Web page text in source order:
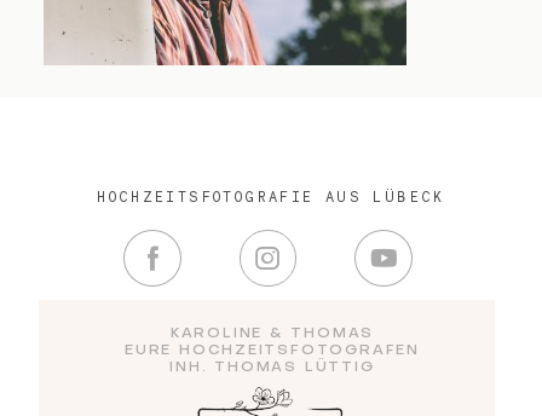
KAROLINE & THOMAS
EURE HOCHZEITSFOTOGRAFEN
INH. THOMAS LÜTTIG
HOCHZEITSFOTOGRAFIE AUS LÜBECK
das besondere Portrait
Kontakt
Blog